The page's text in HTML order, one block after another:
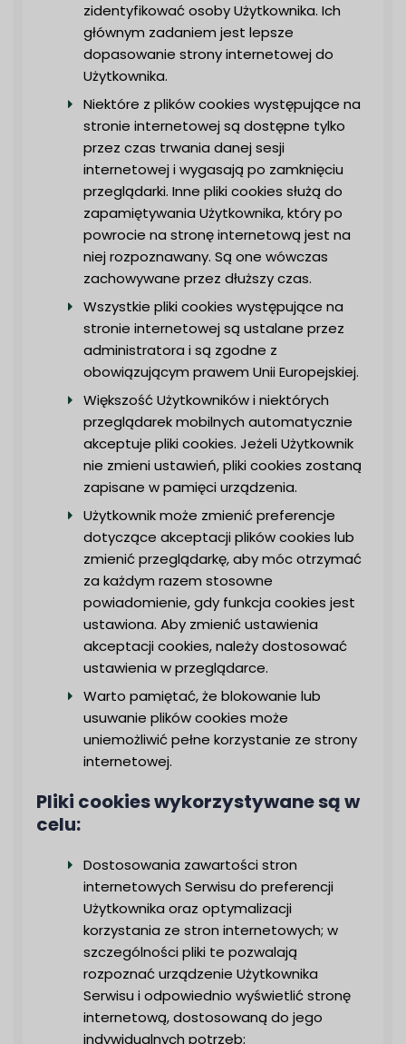
zidentyfikować osoby Użytkownika. Ich
głównym zadaniem jest lepsze
dopasowanie strony internetowej do
Użytkownika.
Niektóre z plików cookies występujące na
stronie internetowej są dostępne tylko
przez czas trwania danej sesji
internetowej i wygasają po zamknięciu
przeglądarki. Inne pliki cookies służą do
zapamiętywania Użytkownika, który po
powrocie na stronę internetową jest na
niej rozpoznawany. Są one wówczas
zachowywane przez dłuższy czas.
Wszystkie pliki cookies występujące na
stronie internetowej są ustalane przez
administratora i są zgodne z
obowiązującym prawem Unii Europejskiej.
Większość Użytkowników i niektórych
przeglądarek mobilnych automatycznie
akceptuje pliki cookies. Jeżeli Użytkownik
nie zmieni ustawień, pliki cookies zostaną
zapisane w pamięci urządzenia.
Użytkownik może zmienić preferencje
dotyczące akceptacji plików cookies lub
zmienić przeglądarkę, aby móc otrzymać
za każdym razem stosowne
powiadomienie, gdy funkcja cookies jest
ustawiona. Aby zmienić ustawienia
akceptacji cookies, należy dostosować
ustawienia w przeglądarce.
Warto pamiętać, że blokowanie lub
usuwanie plików cookies może
uniemożliwić pełne korzystanie ze strony
internetowej.
Pliki cookies wykorzystywane są w
celu:
Dostosowania zawartości stron
internetowych Serwisu do preferencji
Użytkownika oraz optymalizacji
korzystania ze stron internetowych; w
szczególności pliki te pozwalają
rozpoznać urządzenie Użytkownika
Serwisu i odpowiednio wyświetlić stronę
internetową, dostosowaną do jego
indywidualnych potrzeb;